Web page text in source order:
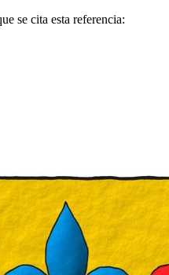
se cita esta referencia: